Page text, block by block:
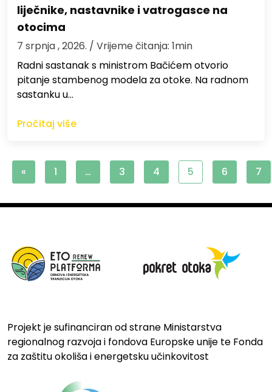
liječnike, nastavnike i vatrogasce na
otocima
7 srpnja , 2026. / Vrijeme čitanja: 1min
Radni sastanak s ministrom Bačićem otvorio
pitanje stambenog modela za otoke. Na radnom
sastanku u…
Pročitaj više
« 1 … 3 4 5 6 7
Projekt je sufinanciran od strane Ministarstva
regionalnog razvoja i fondova Europske unije te Fonda
za zaštitu okoliša i energetsku učinkovitost